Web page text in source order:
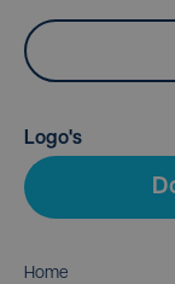
Logo's
Home